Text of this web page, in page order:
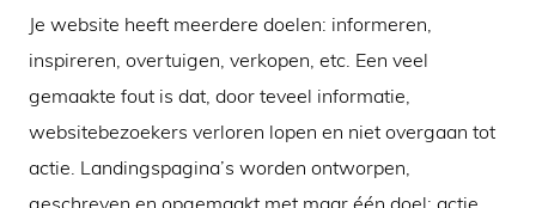
Je website heeft meerdere doelen: informeren,
inspireren, overtuigen, verkopen, etc. Een veel
gemaakte fout is dat, door teveel informatie,
websitebezoekers verloren lopen en niet overgaan tot
actie. Landingspagina’s worden ontworpen,